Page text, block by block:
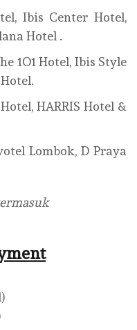
Ibis Center Hotel,
Hotel .
1O1 Hotel, Ibis Style
HARRIS Hotel &
Lombok, D Praya